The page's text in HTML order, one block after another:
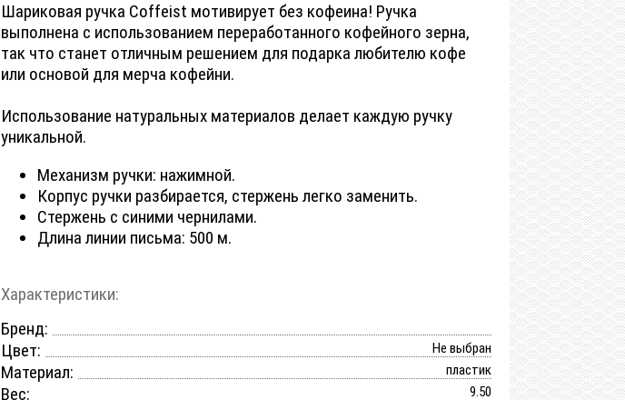
Шариковая ручка Coffeist мотивирует без кофеина! Ручка
выполнена с использованием переработанного кофейного зерна,
так что станет отличным решением для подарка любителю кофе
или основой для мерча кофейни.
Использование натуральных материалов делает каждую ручку
уникальной.
Механизм ручки: нажимной.
Корпус ручки разбирается, стержень легко заменить.
Стержень с синими чернилами.
Длина линии письма: 500 м.
Характеристики:
Бренд:
Цвет:
Не выбран
Материал: пластик
Вес: 9.50